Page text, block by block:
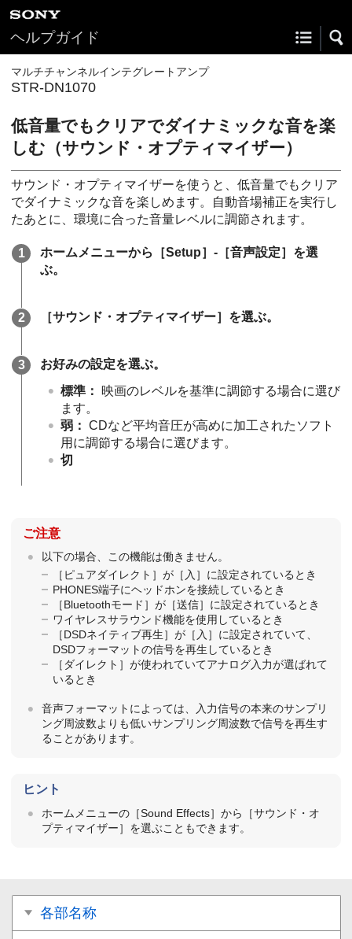
ヘルプガイド
マルチチャンネルインテグレートアンプ
STR-DN1070
低音量でもクリアでダイナミックな音を楽
しむ（サウンド・オプティマイザー）
サウンド・オプティマイザーを使うと、低音量でもクリア
でダイナミックな音を楽しめます。自動音場補正を実行し
たあとに、環境に合った音量レベルに調節されます。
ホームメニューから［Setup］-［音声設定］を選
ぶ。
［サウンド・オプティマイザー］を選ぶ。
お好みの設定を選ぶ。
標準 ：
映画のレベルを基準に調節する場合に選び
ます。
弱 ： CDなど平均音圧が高めに加工されたソフト
用に調節する場合に選びます。
切
ご注意
以下の場合、この機能は働きません。
［ ピュアダイレクト ］が［ 入 ］に設定されているとき
PHONES端子にヘッドホンを接続しているとき
［Bluetoothモード ］が［送信］に設定されているとき
ワイヤレスサラウンド機能を使用しているとき
［DSDネイティブ再生］が［ 入 ］に設定されていて、
DSDフォーマットの信号を再生しているとき
［ ダイレクト ］が使われていてアナログ入力が選ばれて
いるとき
音声フォーマットによっては、入力信号の本来のサンプリ
ング周波数よりも低いサンプリング周波数で信号を再生す
ることがあります。
ヒント
ホームメニューの［Sound Effects］から［サウンド・オ
プティマイザー］を選ぶこともできます。
各部名称